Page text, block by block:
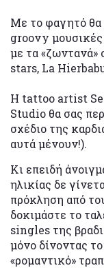
Με το φαγητό θα
groovy
με τα
stars, La
Η tattoo artist
Studio θα σας
σχέδιο της
αυτά μένουν!).
Κι επειδή
ηλικίας δε
πρόκληση από
δοκιμάστε το
singles της
μόνο δίνοντας
«ρομαντικό»